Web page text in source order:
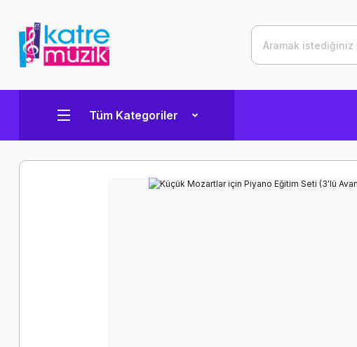
Tüm Kategoriler